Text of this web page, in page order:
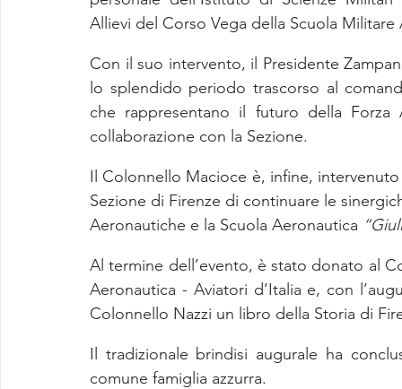
Allievi del Corso Vega della Scuola
Con il suo intervento, il Presidente
lo splendido periodo trascorso al
che rappresentano il futuro della
collaborazione con la Sezione.
Il Colonnello Macioce è, infine,
Sezione di Firenze di continuare le
Aeronautiche e la Scuola Aeronautica
Al termine dell’evento, è stato donato al
Aeronautica - Aviatori d’Italia e, con
Colonnello Nazzi un libro della Storia di
Il tradizionale brindisi augurale ha
comune famiglia azzurra.